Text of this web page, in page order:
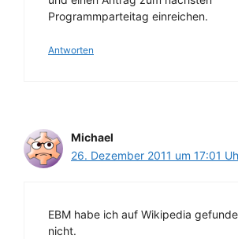
Programmparteitag einreichen.
Antworten
Michael
26. Dezember 2011 um 17:01
EBM habe ich auf Wikipedia
nicht.